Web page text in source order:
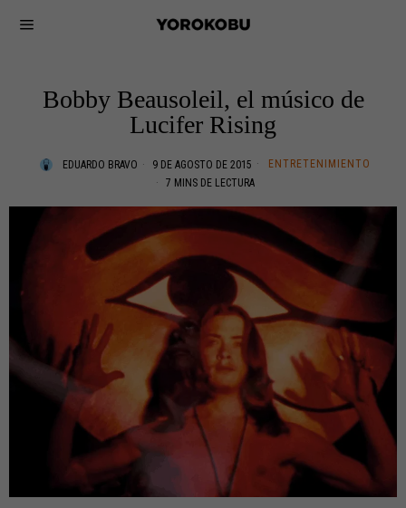
Bobby Beausoleil, el músico de
Lucifer Rising
EDUARDO BRAVO 9 DE AGOSTO DE 2015
ENTRETENIMIENTO
7 MINS DE LECTURA